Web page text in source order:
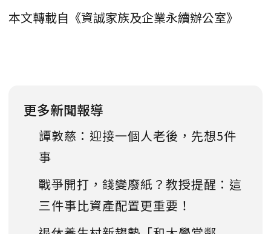
本文轉載自《資誠家族及企業永續辦公室》
更多新聞報導
譚敦慈：迎接一個人老後，先想5件
事
戰爭開打，錢變廢紙？教授提醒：這
三件事比資產配置更重要！